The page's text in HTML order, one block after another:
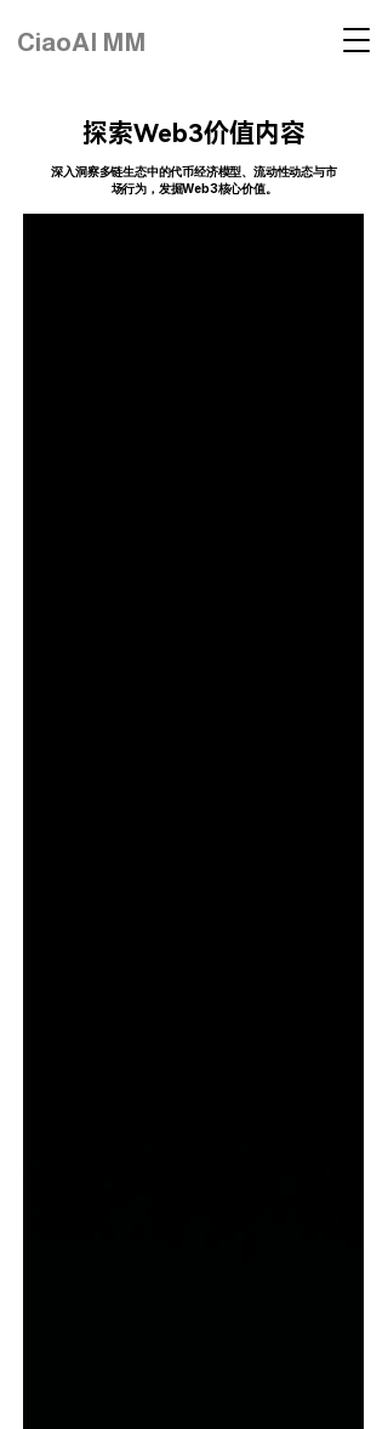
CiaoAI MM
探索Web3价值内容
深入洞察多链生态中的代币经济模型、流动性动态与市
场行为，发掘Web3核心价值。